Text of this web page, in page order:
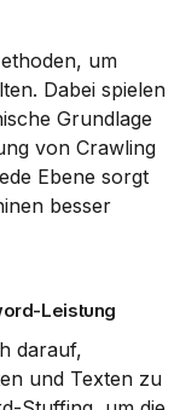
um
Dabei spielen
Grundlage
von Crawling
Ebene sorgt
besser
Leistung
darauf,
und Texten zu